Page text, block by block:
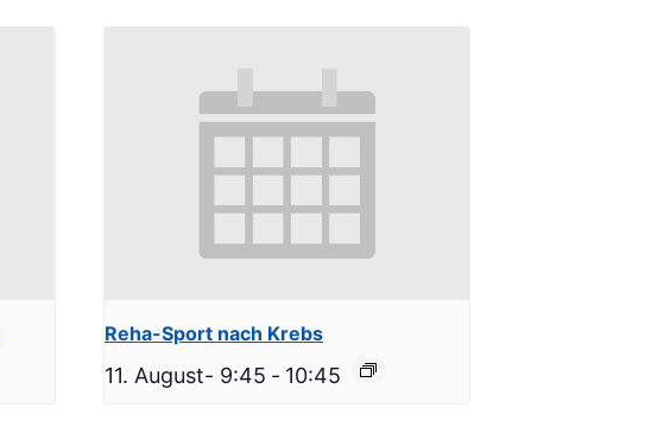
Reha-Sport nach Krebs
11. August- 9:45 - 10:45